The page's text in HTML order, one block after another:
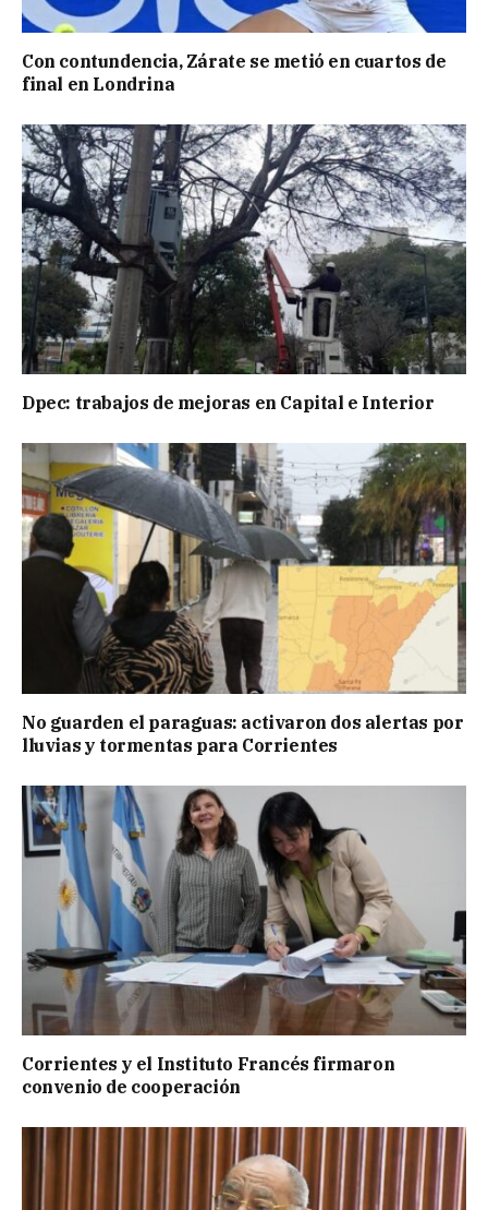
Con contundencia, Zárate se metió en cuartos de
final en Londrina
Dpec: trabajos de mejoras en Capital e Interior
No guarden el paraguas: activaron dos alertas por
lluvias y tormentas para Corrientes
Corrientes y el Instituto Francés firmaron
convenio de cooperación